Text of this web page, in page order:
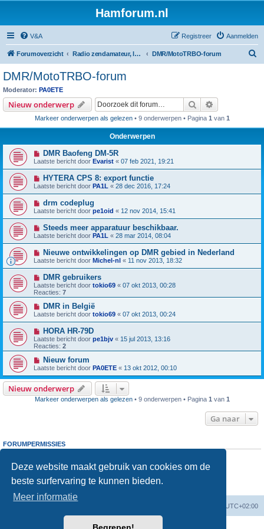
Deze website maakt gebruik van cookies om de
beste surfervaring te kunnen bieden.
Meer informatie
Hamforum.nl
V&A Aanmelden
Registreer
Forumoverzicht Radio zendamateur, luisteramateur en elektronica zelfbouw DMR/MotoTRBO-forum
DMR/MotoTRBO-forum
Moderator: PA0ETE
Nieuw onderwerp Zoek
Markeer onderwerpen als gelezen• 9 onderwerpen • Pagina 1 van 1
Onderwerpen
DMR Baofeng DM-5R
Laatste bericht door Evarist « 07 feb 2021, 19:21
HYTERA CPS 8: export functie
Laatste bericht door PA1L « 28 dec 2016, 17:24
drm codeplug
Laatste bericht door pe1oid « 12 nov 2014, 15:41
Steeds meer apparatuur beschikbaar.
Laatste bericht door PA1L « 28 mar 2014, 08:04
Nieuwe ontwikkelingen op DMR gebied in Nederland
Laatste bericht door Michel-nl « 11 nov 2013, 18:32
DMR gebruikers
Laatste bericht door tokio69 « 07 okt 2013, 00:28
Reacties: 7
DMR in België
Laatste bericht door tokio69 « 07 okt 2013, 00:24
HORA HR-79D
Laatste bericht door pe1bjv « 15 jul 2013, 13:16
Reacties: 2
Nieuw forum
Laatste bericht door PA0ETE « 13 okt 2012, 00:10
Nieuw onderwerp
Markeer onderwerpen als gelezen• 9 onderwerpen • Pagina 1 van 1
Ga naar
FORUMPERMISSIES
kunt nietreageren op onderwerpen in dit forum
kunt nietje eigen berichten wijzigen in dit forum
kunt nietje eigen berichten verwijderen in dit forum
bijlagen plaatsen in dit forum
UTC+02:00
phpBB® Forum Software © phpBB Limited